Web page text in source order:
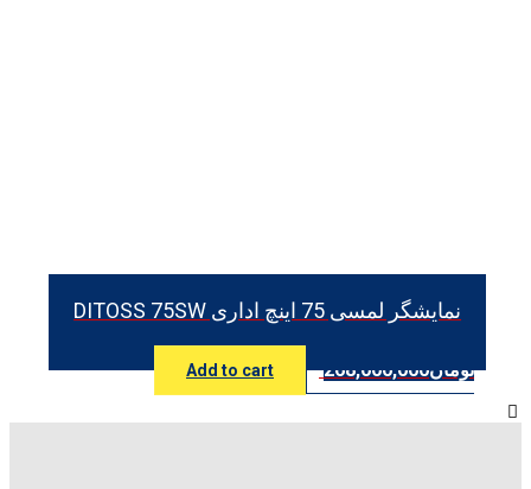
نمایشگر لمسی 75 اینچ اداری DITOSS 75SW
تومان268,000,000
Add to cart